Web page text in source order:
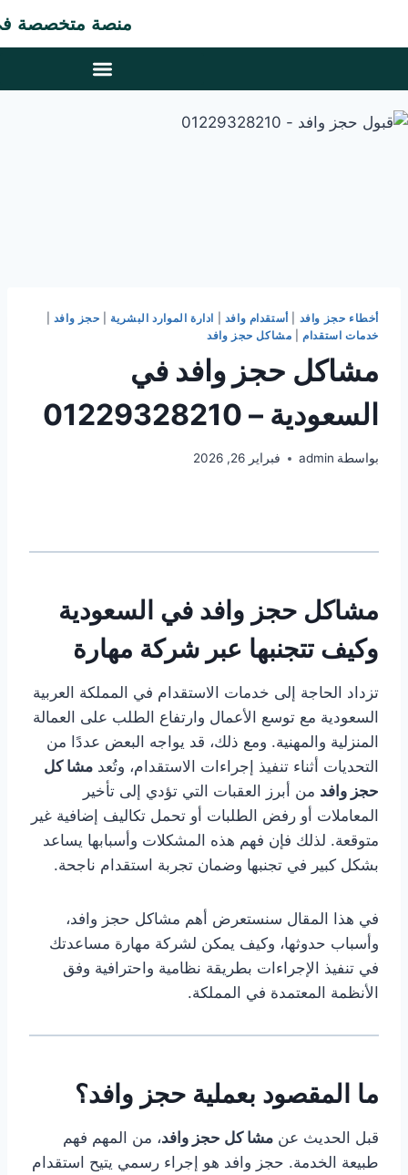
منصة متخصصة في مجال
أخطاء حجز وافد أستقدام وافد ادارة الموارد البشرية حجز وافد
خدمات استقدام
مشاكل حجز وافد
مشاكل حجز وافد في
السعودية – 01229328210
بواسطة admin فبراير 26, 2026
مشاكل حجز وافد في السعودية
وكيف تتجنبها عبر شركة مهارة
تزداد الحاجة إلى خدمات الاستقدام في المملكة العربية
السعودية مع توسع الأعمال وارتفاع الطلب على العمالة
المنزلية والمهنية. ومع ذلك، قد يواجه البعض عددًا من
التحديات أثناء تنفيذ إجراءات الاستقدام، وتُعد مشا كل
حجز وافد من أبرز العقبات التي تؤدي إلى تأخير
المعاملات أو رفض الطلبات أو تحمل تكاليف إضافية غير
متوقعة. لذلك فإن فهم هذه المشكلات وأسبابها يساعد
بشكل كبير في تجنبها وضمان تجربة استقدام ناجحة.
في هذا المقال سنستعرض أهم مشاكل حجز وافد،
وأسباب حدوثها، وكيف يمكن لشركة مهارة مساعدتك
في تنفيذ الإجراءات بطريقة نظامية واحترافية وفق
الأنظمة المعتمدة في المملكة.
ما المقصود بعملية حجز وافد؟
قبل الحديث عن مشا كل حجز وافد، من المهم فهم
طبيعة الخدمة. حجز وافد هو إجراء رسمي يتيح استقدام